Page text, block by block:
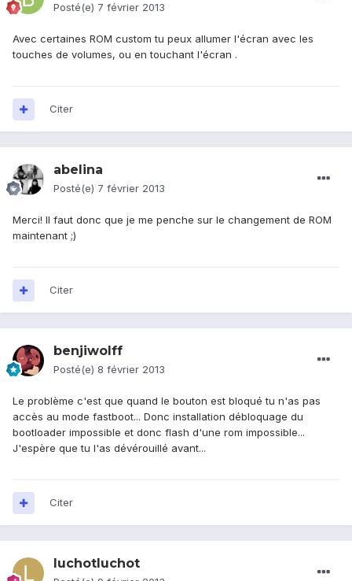
Posté(e) 7 février 2013
Avec certaines ROM custom tu peux allumer l'écran avec les
touches de volumes, ou en touchant l'écran .
Citer
abelina
Posté(e) 7 février 2013
Merci! Il faut donc que je me penche sur le changement de ROM
maintenant ;)
Citer
benjiwolff
Posté(e) 8 février 2013
Le problème c'est que quand le bouton est bloqué tu n'as pas
accès au mode fastboot... Donc installation débloquage du
bootloader impossible et donc flash d'une rom impossible...
J'espère que tu l'as dévérouillé avant...
Citer
luchotluchot